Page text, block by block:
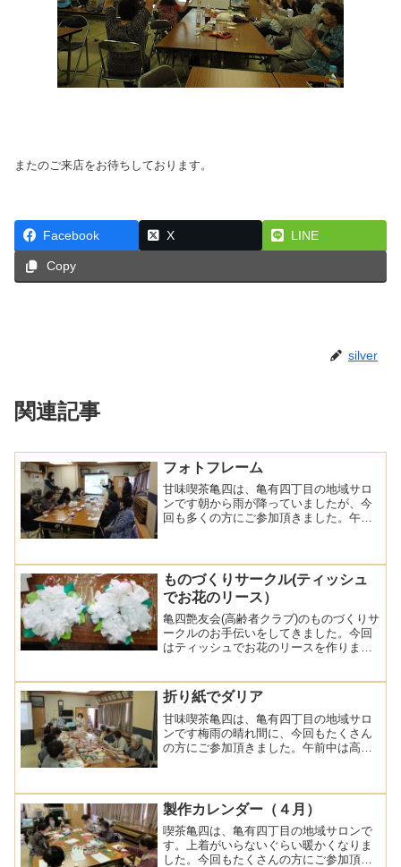
またのご来店をお待ちしております。
Facebook X LINE
Copy
silver
関連記事
フォトフレーム
甘味喫茶亀四は、亀有四丁目の地域サロ
ンです朝から雨が降っていましたが、今
回も多くの方にご参加頂きました。午前
らいました。市販の物より書きやすくな
っているそうです。また、...
ものづくりサークル(ティッシュ
でお花のリース）
亀四艶友会(高齢者クラブ)のものづくりサ
ークルのお手伝いをしてきました。今回
はティッシュでお花のリースを作りまし
を切り抜いて、ドーナツ状の土台を作り
ます。次にティッシュ...
折り紙でダリア
甘味喫茶亀四は、亀有四丁目の地域サロ
ンです梅雨の晴れ間に、今回もたくさん
の方にご参加頂きました。午前中は高齢
ッスンが開催されていることやシニア活
動支援センターの情報など...
製作カレンダー（４月）
喫茶亀四は、亀有四丁目の地域サロンで
す。上着がいらないぐらい暖かくなりま
した。今回もたくさんの方にご参加頂き